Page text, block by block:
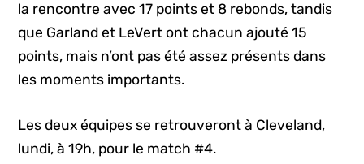
la rencontre avec 17 points et 8 rebonds, tandis
que Garland et LeVert ont chacun ajouté 15
points, mais n’ont pas été assez présents dans
les moments importants.
Les deux équipes se retrouveront à Cleveland,
lundi, à 19h, pour le match #4.